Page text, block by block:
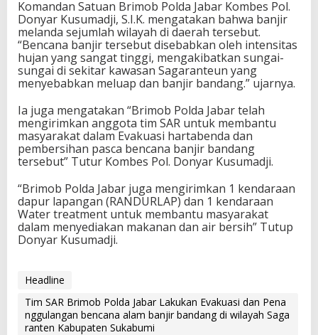
Komandan Satuan Brimob Polda Jabar Kombes Pol.
Donyar Kusumadji, S.I.K. mengatakan bahwa banjir
melanda sejumlah wilayah di daerah tersebut.
“Bencana banjir tersebut disebabkan oleh intensitas
hujan yang sangat tinggi, mengakibatkan sungai-
sungai di sekitar kawasan Sagaranteun yang
menyebabkan meluap dan banjir bandang.” ujarnya.
Ia juga mengatakan “Brimob Polda Jabar telah
mengirimkan anggota tim SAR untuk membantu
masyarakat dalam Evakuasi hartabenda dan
pembersihan pasca bencana banjir bandang
tersebut” Tutur Kombes Pol. Donyar Kusumadji.
“Brimob Polda Jabar juga mengirimkan 1 kendaraan
dapur lapangan (RANDURLAP) dan 1 kendaraan
Water treatment untuk membantu masyarakat
dalam menyediakan makanan dan air bersih” Tutup
Donyar Kusumadji.
Headline
Tim SAR Brimob Polda Jabar Lakukan Evakuasi dan Pena
nggulangan bencana alam banjir bandang di wilayah Saga
ranten Kabupaten Sukabumi